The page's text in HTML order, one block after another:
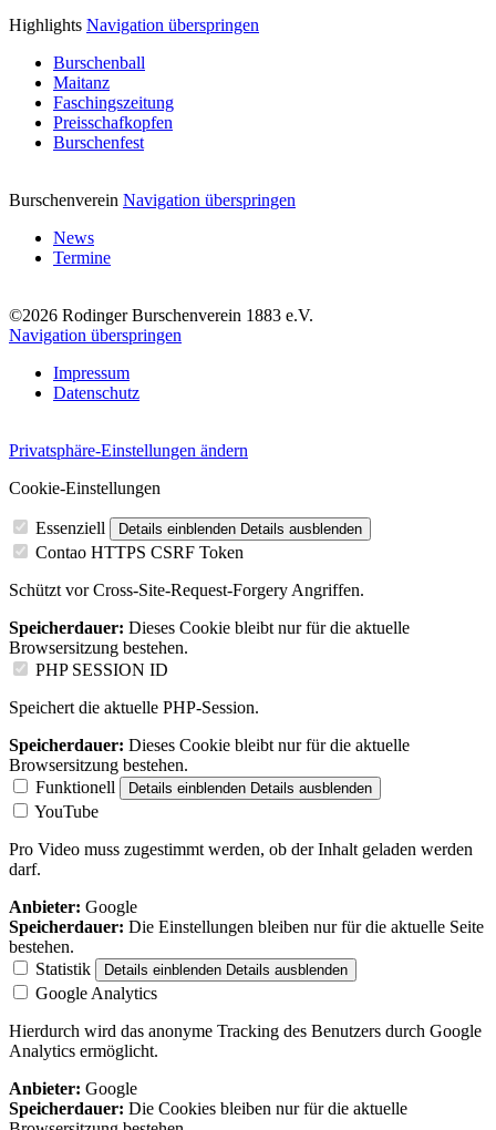
Highlights Navigation überspringen
Burschenball
Maitanz
Faschingszeitung
Preisschafkopfen
Burschenfest
Burschenverein Navigation überspringen
News
Termine
©2026 Rodinger Burschenverein 1883 e.V.
Navigation überspringen
Impressum
Datenschutz
Privatsphäre-Einstellungen ändern
Cookie-Einstellungen
Essenziell Details einblenden Details ausblenden
Contao HTTPS CSRF Token
Schützt vor Cross-Site-Request-Forgery Angriffen.
Speicherdauer: Dieses Cookie bleibt nur für die aktuelle
Browsersitzung bestehen.
PHP SESSION ID
Speichert die aktuelle PHP-Session.
Speicherdauer: Dieses Cookie bleibt nur für die aktuelle
Browsersitzung bestehen.
Funktionell
Details einblenden Details ausblenden
YouTube
Pro Video muss zugestimmt werden, ob der Inhalt geladen werden
darf.
Anbieter: Google
Speicherdauer: Die Einstellungen bleiben nur für die aktuelle Seite
bestehen.
Statistik
Details einblenden Details ausblenden
Google Analytics
Hierdurch wird das anonyme Tracking des Benutzers durch Google
Analytics ermöglicht.
Anbieter: Google
Speicherdauer: Die Cookies bleiben nur für die aktuelle